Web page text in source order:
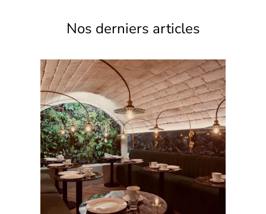
Nos derniers articles